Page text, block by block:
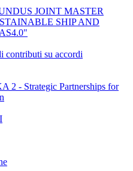
JOINT MASTER
SHIP AND
contributi su accordi
2 - Strategic Partnerships for